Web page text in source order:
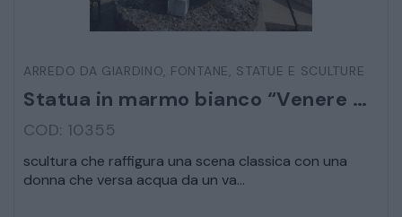
ARREDO DA GIARDINO, FONTANE, STATUE E SCULTURE
Statua in marmo bianco “Venere bagnante”
COD: 10355
scultura che raffigura una scena classica con una
donna che versa acqua da un va...